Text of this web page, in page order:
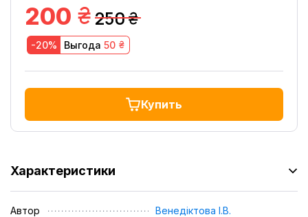
250
грн.
200 грн.
-20% Выгода 50 грн.
Купить
Характеристики
Автор
Венедіктова I.В.